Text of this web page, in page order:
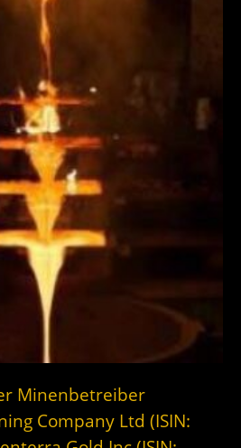
Minenbetreiber
Company Ltd (ISIN: